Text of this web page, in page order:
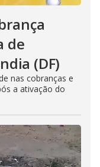
de
(DF)
nas cobranças e
a ativação do